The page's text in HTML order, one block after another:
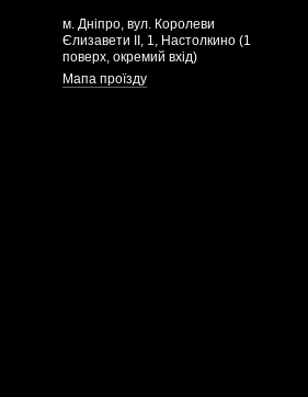
м. Дніпро, вул. Королеви
Єлизавети ІІ, 1, Настолкино (1
поверх, окремий вхід)
Мапа проїзду